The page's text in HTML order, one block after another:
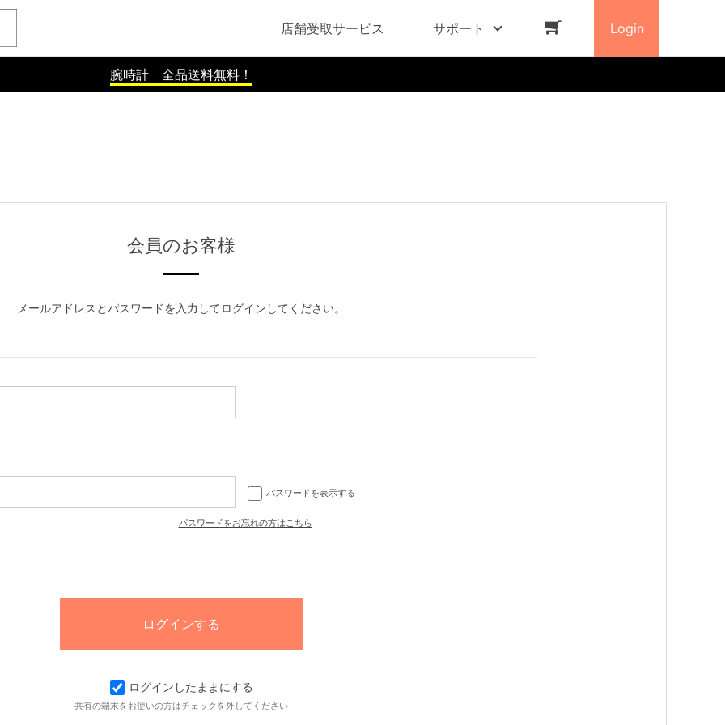
店舗受取サービス サポート Login
腕時計 全品送料無料！
会員のお客様
メールアドレスとパスワードを入力してログインしてください。
パスワードを表示する
パスワードをお忘れの方はこちら
ログインしたままにする
共有の端末をお使いの方はチェックを外してください